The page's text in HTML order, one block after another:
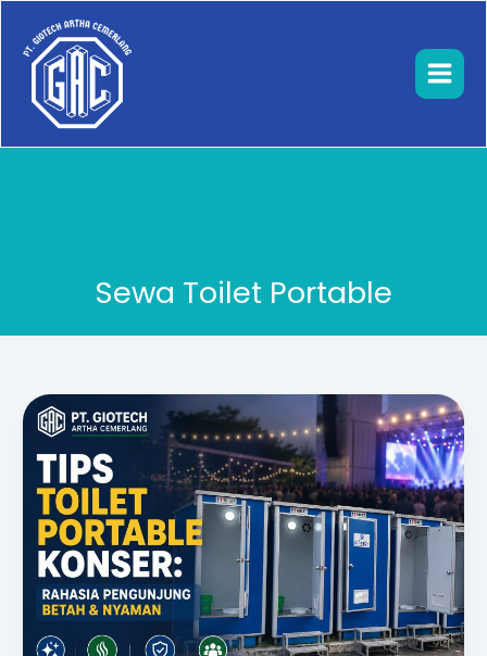
konten
Sewa Toilet Portable
Tips
Toilet
Portable
Konser:
Rahasia
Pengunjung
Betah
&
Nyaman